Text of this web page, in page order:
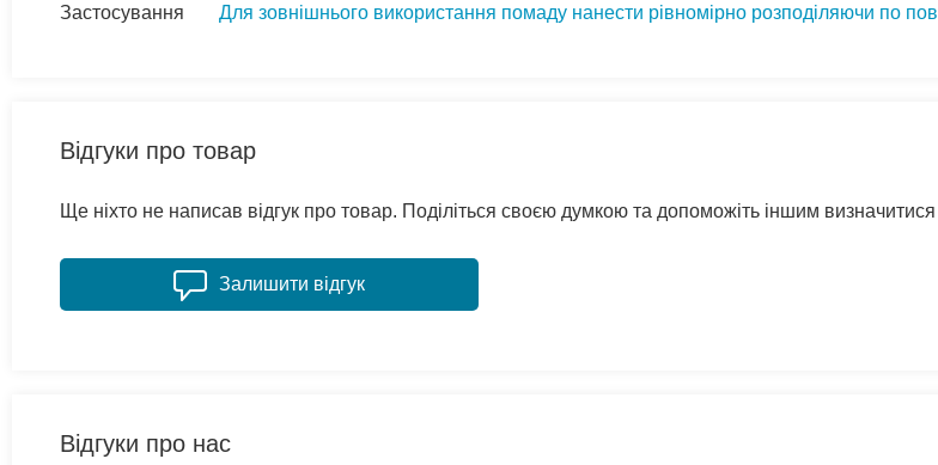
Застосування Для зовнішнього використання помаду нанести рівномірно розподіляючи по
Відгуки про товар
Ще ніхто не написав відгук про товар. Поділіться своєю думкою та допоможіть іншим
Залишити відгук
Відгуки про нас